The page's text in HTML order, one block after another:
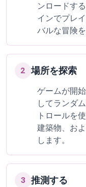
ンロードす
インでプレ
バルな冒険
2 場所を探索
ゲームが開
してランダ
トロールを
建築物、お
します。
3 推測する